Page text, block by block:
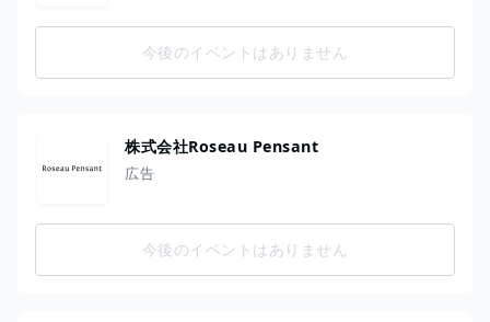
今後のイベントはありません
株式会社Roseau Pensant
広告
今後のイベントはありません